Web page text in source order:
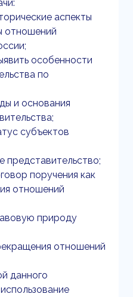
аспекты
отношений
особенности
по
и основания
субъектов
представительство;
поручения как
отношений
природу
отношений
данного